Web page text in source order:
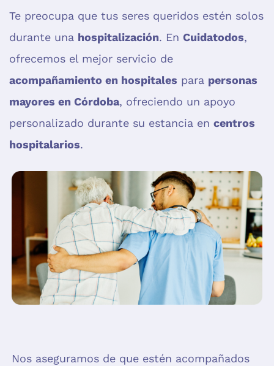
Te preocupa que tus seres queridos estén solos
durante una hospitalización. En Cuidatodos,
ofrecemos el mejor servicio de
acompañamiento en hospitales para personas
mayores en Córdoba, ofreciendo un apoyo
personalizado durante su estancia en centros
hospitalarios.
Nos aseguramos de que estén acompañados